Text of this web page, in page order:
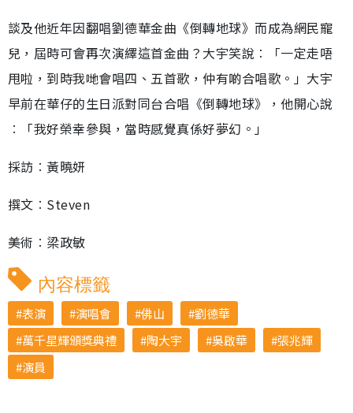
談及他近年因翻唱劉德華金曲《倒轉地球》而成為網民寵
兒，屆時可會再次演繹這首金曲？大宇笑說︰「一定走唔
甩啦，到時我哋會唱四、五首歌，仲有啲合唱歌。」大宇
早前在華仔的生日派對同台合唱《倒轉地球》，他開心說
︰「我好榮幸參與，當時感覺真係好夢幻。」
採訪︰黃曉妍
撰文︰Steven
美術︰梁政敏
內容標籤
表演 演唱會 佛山
劉德華
萬千星輝頒獎典禮
陶大宇 吳啟華
張兆輝
演員